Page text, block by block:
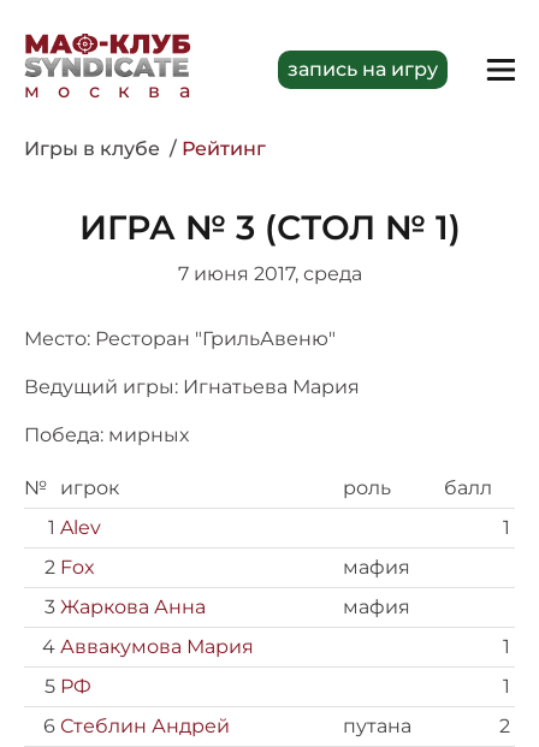
москва
запись на игру
Игры в клубе Рейтинг
ИГРА № 3 (СТОЛ № 1)
7 июня 2017, среда
Место: Ресторан "ГрильАвеню"
Ведущий игры: Игнатьева Мария
Победа: мирных
№ игрок роль
балл
1 Alev
1
2 Fox
мафия
3 Жаркова Анна
мафия
4 Аввакумова Мария
1
5 РФ
1
6 Стеблин Андрей путана
2